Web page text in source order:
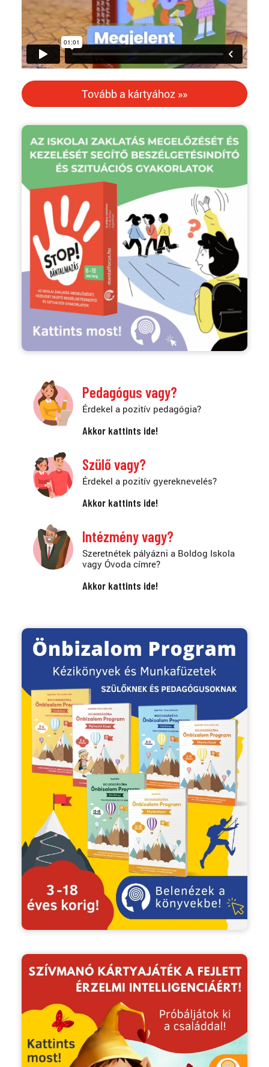
Tovább a kártyához »»
Pedagógus vagy?
Érdekel a pozitív pedagógia?
Akkor kattints ide!
Szülő vagy?
Érdekel a pozitív gyereknevelés?
Akkor kattints ide!
Intézmény vagy?
Szeretnétek pályázni a Boldog Iskola
vagy Óvoda címre?
Akkor kattints ide!